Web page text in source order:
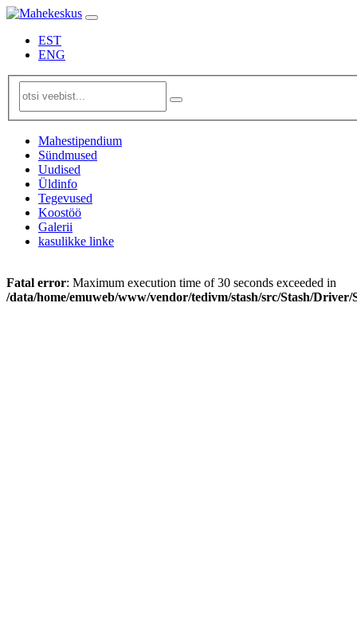
EST
ENG
Mahestipendium
Sündmused
Uudised
Üldinfo
Tegevused
Koostöö
Galerii
kasulikke linke
Fatal error: Maximum execution time of 30 seconds exceeded in
/data/home/emuweb/www/vendor/tedivm/stash/src/Stash/Driver/